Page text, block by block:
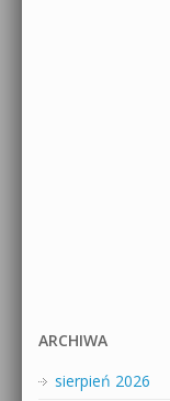
ARCHIWA
sierpień 2026